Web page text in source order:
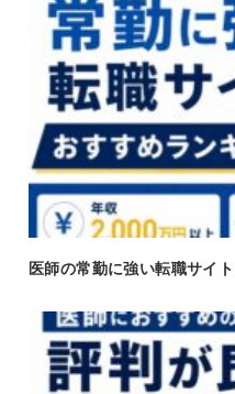
医師の常勤に強い転職サイ